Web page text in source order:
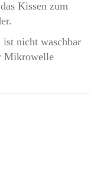
Kissen zum
nicht waschbar
Mikrowelle